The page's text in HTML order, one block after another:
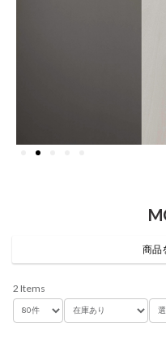
商品
2 Items